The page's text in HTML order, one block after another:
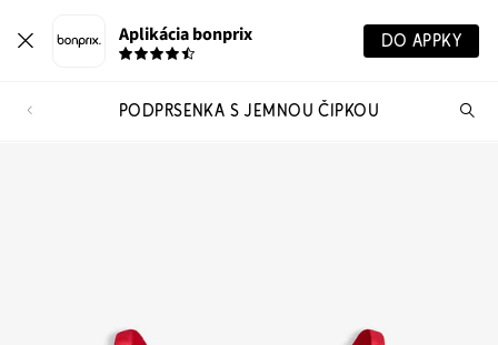
Aplikácia bonprix DO APPKY
PODPRSENKA S JEMNOU ČIPKOU